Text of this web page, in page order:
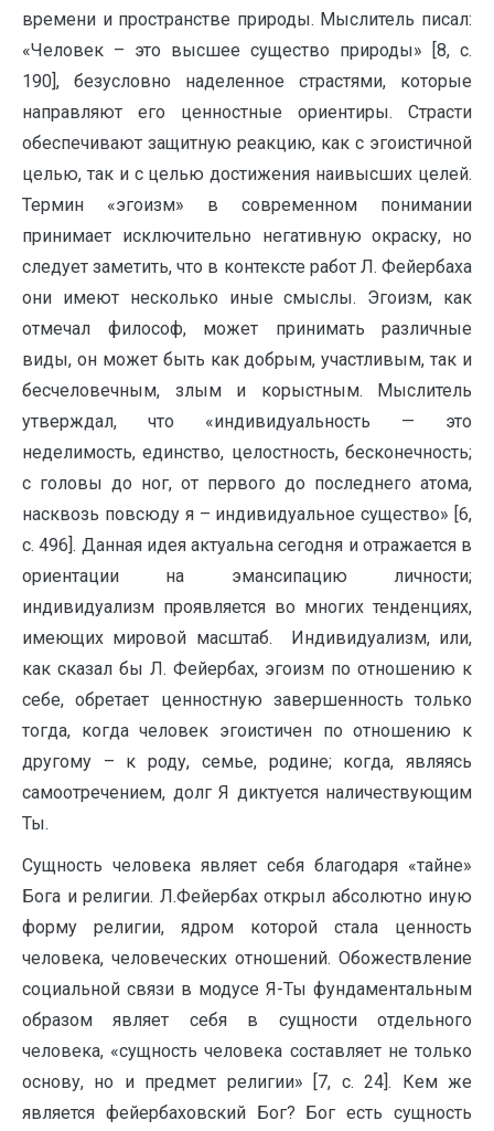
времени и пространстве природы. Мыслитель писал:
«Человек – это высшее существо природы» [8, с.
190], безусловно наделенное страстями, которые
направляют его ценностные ориентиры. Страсти
обеспечивают защитную реакцию, как с эгоистичной
целью, так и с целью достижения наивысших целей.
Термин «эгоизм» в современном понимании
принимает исключительно негативную окраску, но
следует заметить, что в контексте работ Л. Фейербаха
они имеют несколько иные смыслы. Эгоизм, как
отмечал философ, может принимать различные
виды, он может быть как добрым, участливым, так и
бесчеловечным, злым и корыстным. Мыслитель
утверждал, что «индивидуальность — это
неделимость, единство, целостность, бесконечность;
с головы до ног, от первого до последнего атома,
насквозь повсюду я – индивидуальное существо» [6,
с. 496]. Данная идея актуальна сегодня и отражается в
ориентации на эмансипацию личности;
индивидуализм проявляется во многих тенденциях,
имеющих мировой масштаб. Индивидуализм, или,
как сказал бы Л. Фейербах, эгоизм по отношению к
себе, обретает ценностную завершенность только
тогда, когда человек эгоистичен по отношению к
другому – к роду, семье, родине; когда, являясь
самоотречением, долг Я диктуется наличествующим
Ты.
Сущность человека являет себя благодаря «тайне»
Бога и религии. Л.Фейербах открыл абсолютно иную
форму религии, ядром которой стала ценность
человека, человеческих отношений. Обожествление
социальной связи в модусе Я-Ты фундаментальным
образом являет себя в сущности отдельного
человека, «сущность человека составляет не только
основу, но и предмет религии» [7, с. 24]. Кем же
является фейербаховский Бог? Бог есть сущность